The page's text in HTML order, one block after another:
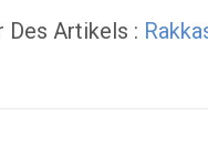
Des Artikels :